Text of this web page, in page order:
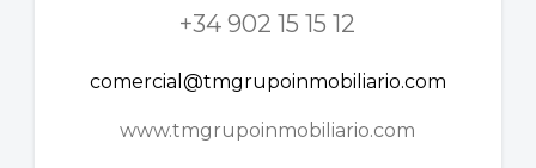
+34 902 15 15 12
comercial@tmgrupoinmobiliario.com
www.tmgrupoinmobiliario.com